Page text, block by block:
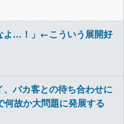
よ…！」←こういう展開好
、バカ客との待ち合わせに
何故か大問題に発展する